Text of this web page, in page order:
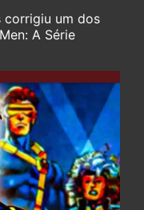
corrigiu um dos
A Série